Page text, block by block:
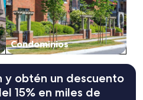
Condominios
y obtén un descuento
15% en miles de